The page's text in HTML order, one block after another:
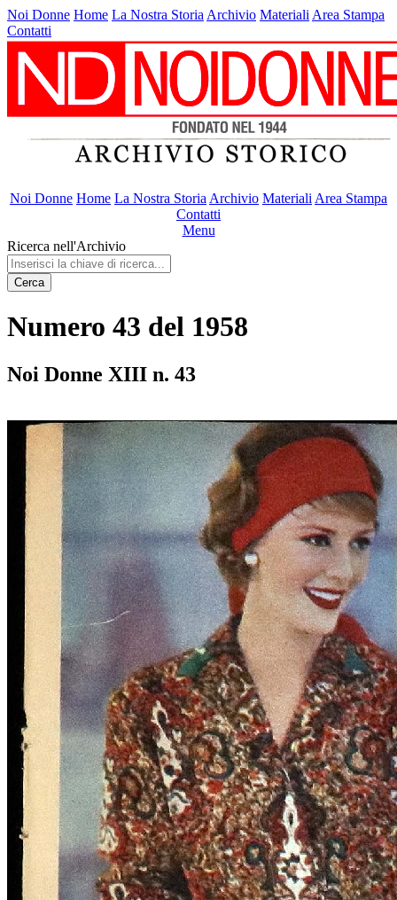
Noi Donne Home La Nostra Storia Archivio Materiali Area Stampa
Contatti
Noi Donne Home La Nostra Storia Archivio Materiali Area Stampa
Contatti
Menu
Ricerca nell'Archivio
Cerca
Numero 43 del 1958
Noi Donne XIII n. 43